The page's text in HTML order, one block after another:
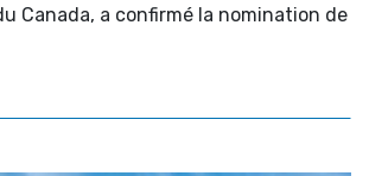
Canada, a confirmé la nomination de